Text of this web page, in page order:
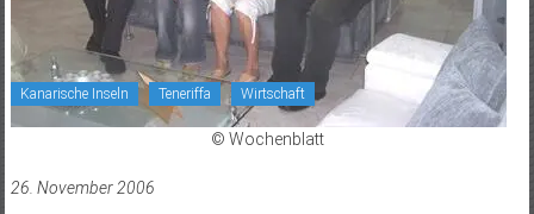
Kanarische Inseln Teneriffa Wirtschaft
© Wochenblatt
26. November 2006